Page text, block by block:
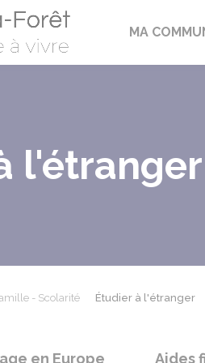
Chambon-la-
MA
l'étranger
- Scolarité Étudier à l'étranger
en Europe Aides